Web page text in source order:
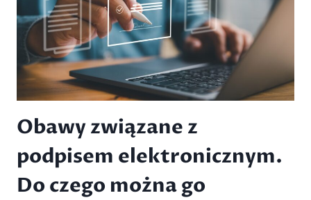
Obawy związane z
podpisem elektronicznym.
Do czego można go